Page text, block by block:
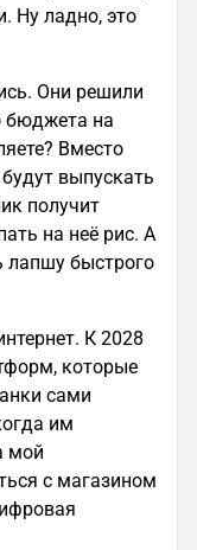
Ну ладно, это
Они решили
бюджета на
Вместо
выпускать
получит
на неё рис. А
лапшу быстрого
К 2028
которые
сами
им
мой
с магазином